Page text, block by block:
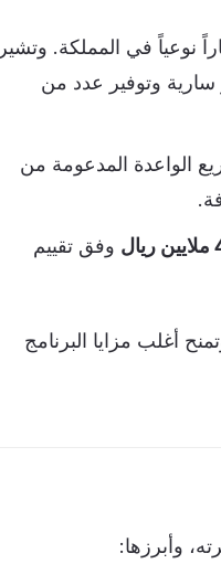
نوعياً في المملكة. وتشير
وتوفير عدد من
الواعدة المدعومة من
وفق تقييم
أغلب مزايا البرنامج
وأبرزها: